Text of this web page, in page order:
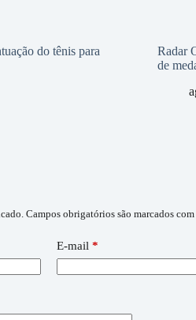
do tênis para
Radar
de
Campos obrigatórios são marcados com
E-mail *